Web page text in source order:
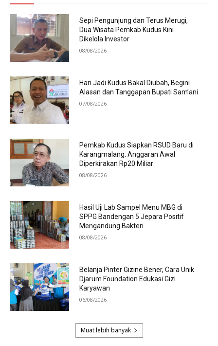
Sepi Pengunjung dan Terus Merugi,
Dua Wisata Pemkab Kudus Kini
Dikelola Investor
08/08/2026
Hari Jadi Kudus Bakal Diubah, Begini
Alasan dan Tanggapan Bupati Sam’ani
07/08/2026
Pemkab Kudus Siapkan RSUD Baru di
Karangmalang, Anggaran Awal
Diperkirakan Rp20 Miliar
08/08/2026
Hasil Uji Lab Sampel Menu MBG di
SPPG Bandengan 5 Jepara Positif
Mengandung Bakteri
08/08/2026
Belanja Pinter Gizine Bener, Cara Unik
Djarum Foundation Edukasi Gizi
Karyawan
06/08/2026
Muat lebih banyak